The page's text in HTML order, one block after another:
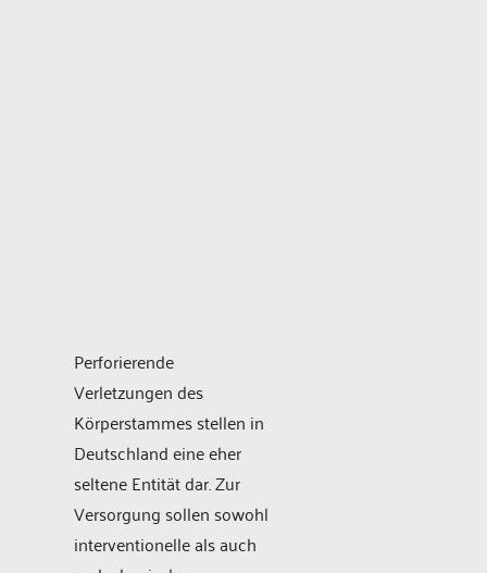
Perforierende
Verletzungen des
Körperstammes stellen in
Deutschland eine eher
seltene Entität dar. Zur
Versorgung sollen sowohl
interventionelle als auch